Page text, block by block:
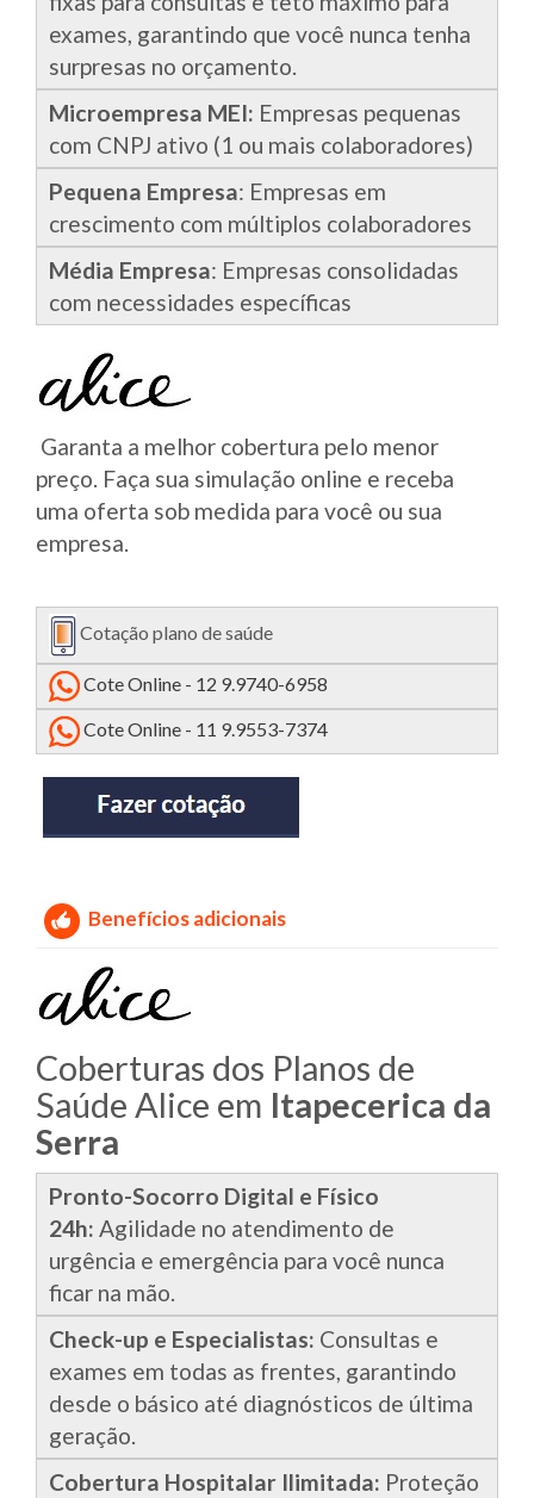
exames, garantindo que você nunca tenha
surpresas no orçamento.
Microempresa MEI: Empresas pequenas
com CNPJ ativo (1 ou mais colaboradores)
Pequena Empresa: Empresas em
crescimento com múltiplos colaboradores
Média Empresa: Empresas consolidadas
com necessidades específicas
Garanta a melhor cobertura pelo menor
preço. Faça sua simulação online e receba
uma oferta sob medida para você ou sua
empresa.
Cotação plano de saúde
Cote Online - 12 9.9740-6958
Cote Online - 11 9.9553-7374
Benefícios adicionais
Coberturas dos Planos de
Saúde Alice em Itapecerica da
Serra
Pronto-Socorro Digital e Físico
24h: Agilidade no atendimento de
urgência e emergência para você nunca
ficar na mão.
Check-up e Especialistas: Consultas e
exames em todas as frentes, garantindo
desde o básico até diagnósticos de última
geração.
Cobertura Hospitalar Ilimitada: Proteção